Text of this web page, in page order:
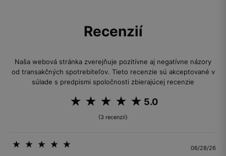
Recenzií
Naša webová stránka zverejňuje pozitívne aj negatívne názory
od transakčných spotrebiteľov. Tieto recenzie sú akceptované v
súlade s predpismi spoločnosti zbierajúcej recenzie
5.0
(3 recenzií)
06/28/26